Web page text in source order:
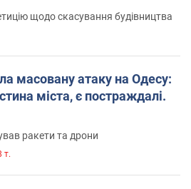
щодо скасування будівництва
масовану атаку на Одесу:
міста, є постраждалі.
ракети та дрони
т.